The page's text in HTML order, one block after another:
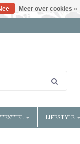
TEXTIEL LIFESTYLE
Meer over cookies »